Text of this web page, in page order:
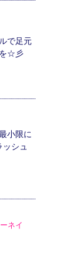
で足元
☆彡
小限に
シュ
ネイ